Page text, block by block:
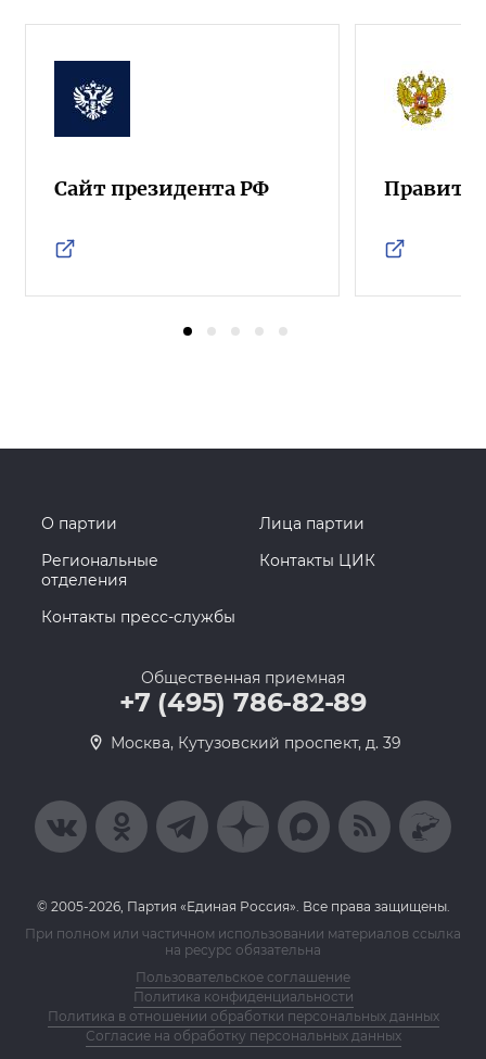
Сайт президента РФ
О партии
Лица партии
Региональные
отделения
Контакты ЦИК
Контакты пресс-службы
Общественная приемная
+7 (495) 786-82-89
Москва, Кутузовский проспект, д. 39
© 2005-2026, Партия «Единая Россия». Все права защищены.
При полном или частичном использовании материалов ссылка
на ресурс обязательна
Пользовательское соглашение
Политика конфиденциальности
Политика в отношении обработки персональных данных
Согласие на обработку персональных данных